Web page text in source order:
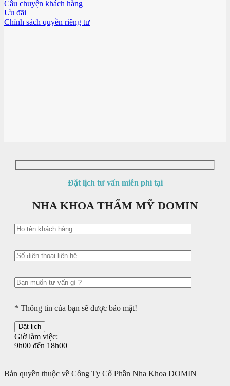
Câu chuyện khách hàng
Ưu đãi
Chính sách quyền riêng tư
Đặt lịch tư vấn miễn phí tại
NHA KHOA THẨM MỸ DOMIN
* Thông tin của bạn sẽ được bảo mật!
Giờ làm việc:
9h00 đến 18h00
Bản quyền thuộc về Công Ty Cổ Phần Nha Khoa DOMIN